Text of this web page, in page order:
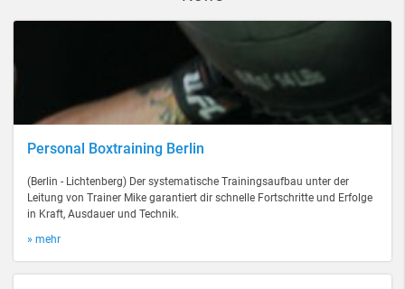
Personal Boxtraining Berlin
(Berlin - Lichtenberg) Der systematische Trainingsaufbau unter der
Leitung von Trainer Mike garantiert dir schnelle Fortschritte und Erfolge
in Kraft, Ausdauer und Technik.
» mehr